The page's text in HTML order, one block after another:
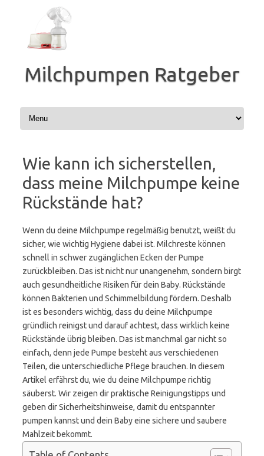
Milchpumpen Ratgeber
Wie kann ich sicherstellen,
dass meine Milchpumpe keine
Rückstände hat?
Wenn du deine Milchpumpe regelmäßig benutzt, weißt du
sicher, wie wichtig Hygiene dabei ist. Milchreste können
schnell in schwer zugänglichen Ecken der Pumpe
zurückbleiben. Das ist nicht nur unangenehm, sondern birgt
auch gesundheitliche Risiken für dein Baby. Rückstände
können Bakterien und Schimmelbildung fördern. Deshalb
ist es besonders wichtig, dass du deine Milchpumpe
gründlich reinigst und darauf achtest, dass wirklich keine
Rückstände übrig bleiben. Das ist manchmal gar nicht so
einfach, denn jede Pumpe besteht aus verschiedenen
Teilen, die unterschiedliche Pflege brauchen. In diesem
Artikel erfährst du, wie du deine Milchpumpe richtig
säuberst. Wir zeigen dir praktische Reinigungstipps und
geben dir Sicherheitshinweise, damit du entspannter
pumpen kannst und dein Baby eine sichere und saubere
Mahlzeit bekommt.